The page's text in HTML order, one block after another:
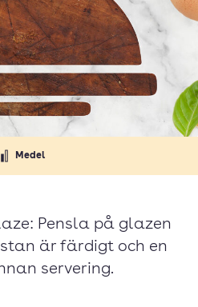
Medel
Pensla på glazen
är färdigt och en
servering.